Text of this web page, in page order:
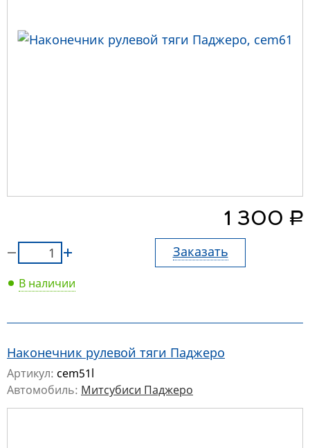
1 300 руб.
Заказать
В наличии
Наконечник рулевой тяги Паджеро
Артикул: cem51l
Автомобиль: Митсубиси Паджеро